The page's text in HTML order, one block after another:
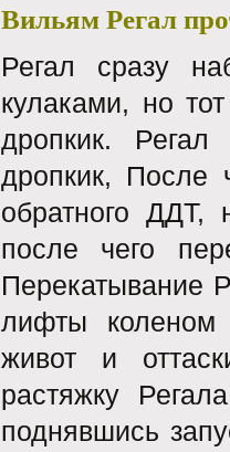
Вильям Регал
Регал сразу
кулаками, но
дропкик.
дропкик, После
обратного ДДТ,
после чего
Перекатывание
лифты коленом
живот и
растяжку
поднявшись